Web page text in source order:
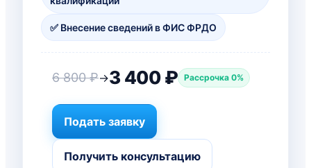
✅ Внесение сведений в ФИС ФРДО
6 800 ₽→3 400 ₽ Рассрочка 0%
Подать заявку
Получить консультацию